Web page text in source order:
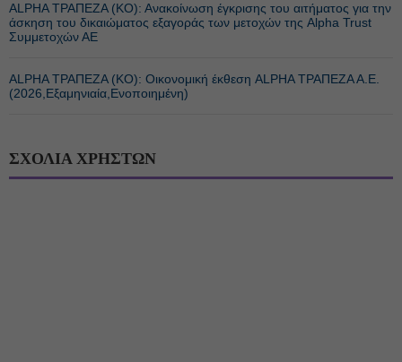
ALPHA ΤΡΑΠΕΖΑ (ΚΟ): Ανακοίνωση έγκρισης του αιτήματος για την
άσκηση του δικαιώματος εξαγοράς των μετοχών της Alpha Trust
Συμμετοχών ΑΕ
ALPHA ΤΡΑΠΕΖΑ (ΚΟ): Οικονομική έκθεση ALPHA ΤΡΑΠΕΖΑ Α.Ε.
(2026,Εξαμηνιαία,Ενοποιημένη)
ΣΧΟΛΙΑ ΧΡΗΣΤΩΝ